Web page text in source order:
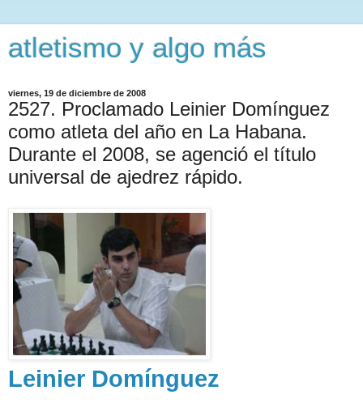
atletismo y algo más
viernes, 19 de diciembre de 2008
2527. Proclamado Leinier Domínguez
como atleta del año en La Habana.
Durante el 2008, se agenció el título
universal de ajedrez rápido.
Leinier Domínguez